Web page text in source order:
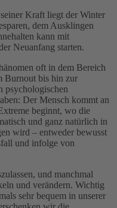
Kraft liegt der Winter
dem Ausklingen
kann mit
Neuanfang starten.
oft in dem Bereich
Burnout bis hin zur
psychologischen
Der Mensch kommt an
beginnt, wo die
und ganz natürlich in
wird – entweder bewusst
und infolge von
und manchmal
und verändern. Wichtig
sehr bequem in unserer